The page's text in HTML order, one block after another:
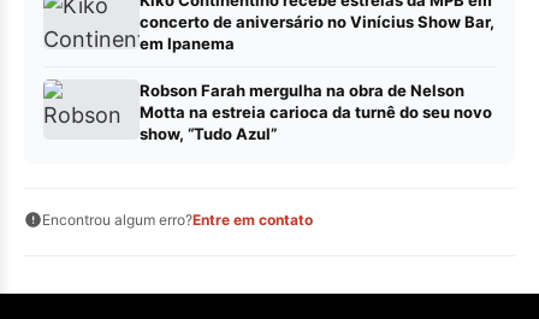
concerto de aniversário no Vinícius Show Bar,
em Ipanema
Robson Farah mergulha na obra de Nelson
Motta na estreia carioca da turnê do seu novo
show, “Tudo Azul”
Encontrou algum erro?Entre em contato